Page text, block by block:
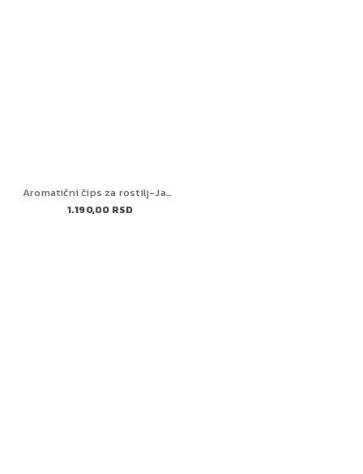
Aromatični čips za rostilj-Jabuka 1KG HOLY SMOKE BBQ
1.190,00 RSD